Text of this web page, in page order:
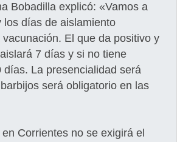
Bobadilla explicó: «Vamos a
los días de aislamiento
El que da positivo y
7 días y si no tiene
días. La presencialidad será
será obligatorio en las
Corrientes no se exigirá el